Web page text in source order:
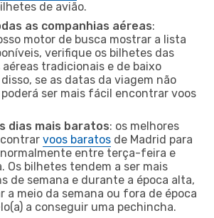
de avião.
as companhias aéreas:
motor de busca mostrar a lista
verifique os bilhetes das
tradicionais e de baixo
se as datas da viagem não
ser mais fácil encontrar voos
dias mais baratos: os melhores
voos baratos de Madrid para
normalmente entre terça-feira e
bilhetes tendem a ser mais
de semana e durante a época alta,
a meio da semana ou fora de época
a conseguir uma pechincha.